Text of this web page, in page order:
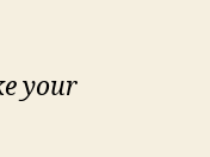
your